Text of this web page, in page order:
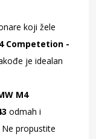
koji žele
Competetion -
je idealan
M4
odmah i
propustite